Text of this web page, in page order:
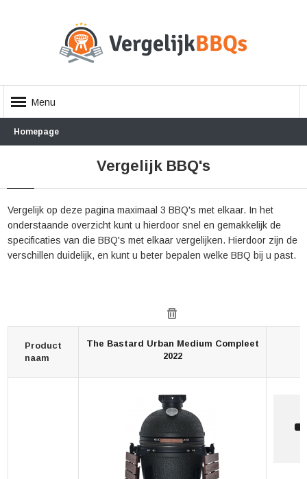
Menu
Homepage
Vergelijk BBQ's
Vergelijk op deze pagina maximaal 3 BBQ's met elkaar. In het
onderstaande overzicht kunt u hierdoor snel en gemakkelijk de
specificaties van die BBQ's met elkaar vergelijken. Hierdoor zijn de
verschillen duidelijk, en kunt u beter bepalen welke BBQ bij u past.
Product
naam
The Bastard Urban Medium Compleet
2022